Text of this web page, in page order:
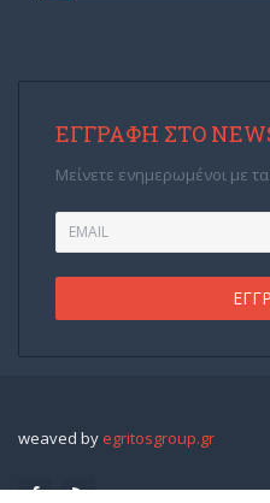
ΕΓΓΡΑΦΉ ΣΤΟ
Μείνετε ενημερωμένοι με
weaved by egritosgroup.gr